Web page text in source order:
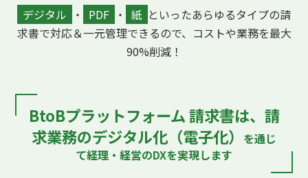
デジタル ・ PDF ・ 紙 といったあらゆるタイプの請
求書で対応＆一元管理できるので、コストや業務を最大
90%削減！
BtoBプラットフォーム 請求書は、 請
求業務のデジタル化（電子化）
を通じ
て経理・経営のDXを実現します